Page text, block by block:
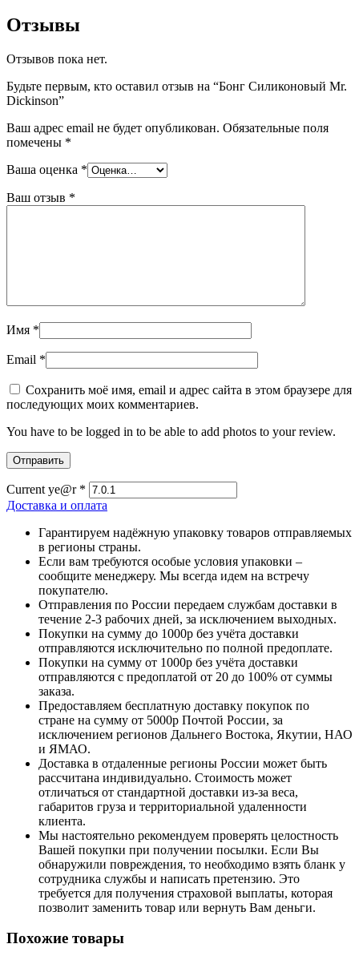
Отзывы
Отзывов пока нет.
Будьте первым, кто оставил отзыв на “Бонг Силиконовый Mr.
Dickinson”
Ваш адрес email не будет опубликован. Обязательные поля
помечены *
Ваша оценка *
Ваш отзыв *
Имя *
Email *
Сохранить моё имя, email и адрес сайта в этом браузере для
последующих моих комментариев.
You have to be logged in to be able to add photos to your review.
Current ye@r *
Доставка и оплата
Гарантируем надёжную упаковку товаров отправляемых
в регионы страны.
Если вам требуются особые условия упаковки –
сообщите менеджеру. Мы всегда идем на встречу
покупателю.
Отправления по России передаем службам доставки в
течение 2-3 рабочих дней, за исключением выходных.
Покупки на сумму до 1000р без учёта доставки
отправляются исключительно по полной предоплате.
Покупки на сумму от 1000р без учёта доставки
отправляются с предоплатой от 20 до 100% от суммы
заказа.
Предоставляем бесплатную доставку покупок по
стране на сумму от 5000р Почтой России, за
исключением регионов Дальнего Востока, Якутии, НАО
и ЯМАО.
Доставка в отдаленные регионы России может быть
рассчитана индивидуально. Стоимость может
отличаться от стандартной доставки из-за веса,
габаритов груза и территориальной удаленности
клиента.
Мы настоятельно рекомендуем проверять целостность
Вашей покупки при получении посылки. Если Вы
обнаружили повреждения, то необходимо взять бланк у
сотрудника службы и написать претензию. Это
требуется для получения страховой выплаты, которая
позволит заменить товар или вернуть Вам деньги.
Похожие товары